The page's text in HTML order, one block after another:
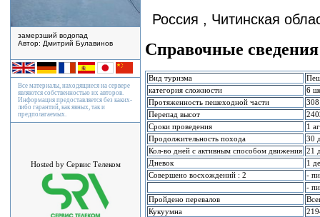
замерзший водопад
Автор: Дмитрий Булавинов
Все материалы, находящиеся на сервере
являются собственностью их авторов.
Информация предоставляется без каких-
либо гарантий, как явных, так и
предполагаемых.
Hosted by Сервис Телеком
Россия , Читинская
Справочные сведения
Вид туризма
категория сложности
6
Протяженность пешеходной части
Перепад высот
Сроки проведения
1
Продолжительность похода
30
Кол-во дней с активным способом движения 21
Дневок
1
Совершено восхождений : 2
-
-
Пройдено перевалов
Кукуумна